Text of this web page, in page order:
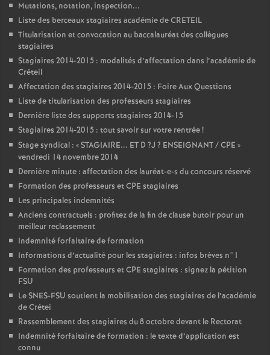
Mutations, notation, inspection...
Liste des berceaux stagiaires académie deCRETEIL
Titularisation et convocation au baccalauréat des collègues
stagiaires
Stagiaires 2014-2015 : modalités d’affectation dans l’académie de
Créteil
Affectation des stagiaires 2014-2015 : Foire Aux Questions
Liste de titularisation des professeurs stagiaires
Dernière liste des supports stagiaires 2014-15
Stagiaires 2014-2015 : tout savoir sur votre rentrée!
Stage syndical : «STAGIAIRE... ET D ?J ? ENSEIGNANT/CPE »
vendredi 14 novembre 2014
Dernière minute : affectation des lauréat-e-s du concours réservé
Formation des professeurs etCPE stagiaires
Les principales indemnités
Anciens contractuels : profitez de la fin de clause butoir pour un
meilleur reclassement
Indemnité forfaitaire de formation
Informations d’actualité pour les stagiaires : infos brèves n°1
Formation des professeurs etCPE stagiaires : signez la pétition
FSU
LeSNES-FSU soutient la mobilisation des stagiaires de l’académie
de Crétei
Rassemblement des stagiaires du 8 octobre devant le Rectorat
Indemnité forfaitaire de formation : le texte d’application est
connu